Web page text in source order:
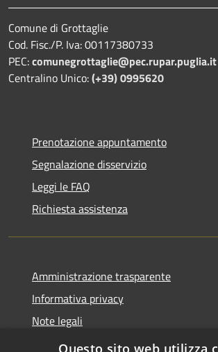
Comune di Grottaglie
Cod. Fisc./P. Iva: 00117380733
PEC:comunegrottaglie@pec.rupar.puglia.it
Centralino Unico:(+39) 0995620
Prenotazione appuntamento
Segnalazione disservizio
Leggi le FAQ
Richiesta assistenza
Amministrazione trasparente
Informativa privacy
Note legali
Dichiarazione di accessibilità
Questo sito web utilizza